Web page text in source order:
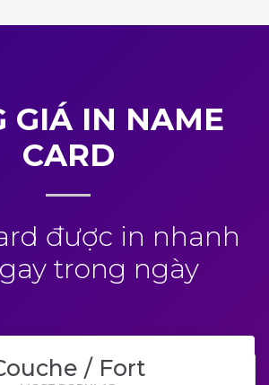
GIÁ IN NAME
CARD
được in nhanh
trong ngày
/ Fort